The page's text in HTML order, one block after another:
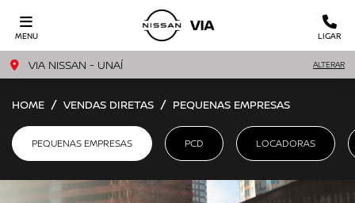
MENU LIGAR
VIA NISSAN - UNAÍ ALTERAR
HOME VENDAS DIRETAS PEQUENAS EMPRESAS
PCD
PEQUENAS EMPRESAS LOCADORAS